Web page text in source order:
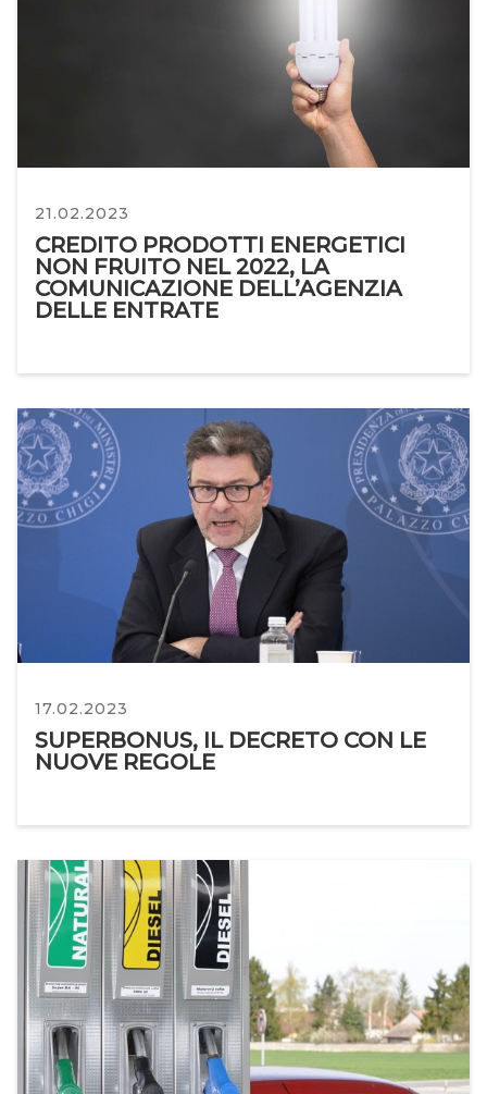
21.02.2023
CREDITO PRODOTTI ENERGETICI
NON FRUITO NEL 2022, LA
COMUNICAZIONE DELL’AGENZIA
DELLE ENTRATE
17.02.2023
SUPERBONUS, IL DECRETO CON LE
NUOVE REGOLE